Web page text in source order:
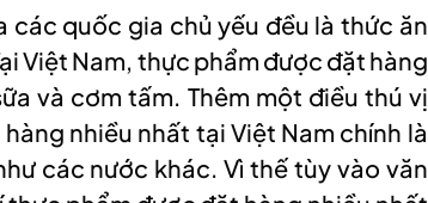
quốc gia chủ yếu đều là thức ăn
Việt Nam, thực phẩm được đặt hàng
và cơm tấm. Thêm một điều thú vị
nhiều nhất tại Việt Nam chính là
các nước khác. Vì thế tùy vào văn